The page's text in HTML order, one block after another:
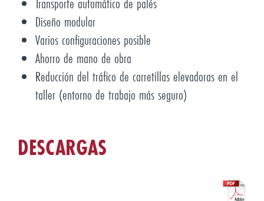
Diseño modular
Varios configuraciones posible
Ahorro de mano de obra
Reducción del tráfico de carretillas elevadoras en el
taller (entorno de trabajo más seguro)
DESCARGAS